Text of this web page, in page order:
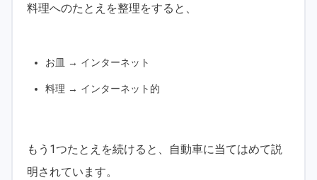
料理へのたとえを整理をすると、
お皿 → インターネット
料理 → インターネット的
もう1つたとえを続けると、自動車に当てはめて説
明されています。